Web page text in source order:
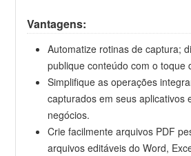
Vantagens:
Automatize rotinas de captura;
publique conteúdo com o toque
Simplifique as operações
capturados em seus aplicativos
negócios.
Crie facilmente arquivos PDF
arquivos editáveis ​​do Word,